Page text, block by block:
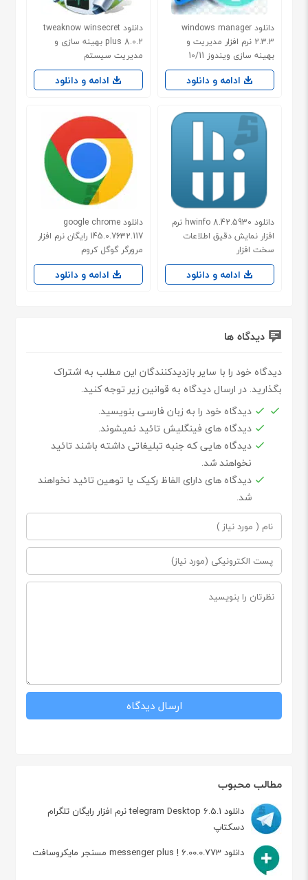
مطالب محبوب
دانلود telegram Desktop 6.5.1 نرم افزار رایگان تلگرام
دسکتاپ
دانلود messenger plus ! 6.00.0.773 مسنجر مایکروسافت
دانلود windows manager
2.3.3 نرم افزار مدیریت و
بهینه سازی ویندوز 10/11
ادامه و دانلود
دانلود tweaknow winsecret
plus 8.0.2 بهینه سازی و
مدیریت سیستم
ادامه و دانلود
دانلود hwinfo 8.42.5930 نرم
افزار نمایش دقیق اطلاعات
سخت افزار
ادامه و دانلود
دانلود google chrome
145.0.7632.117 رایگان نرم افزار
مرورگر گوگل کروم
ادامه و دانلود
دیدگاه ها
دیدگاه خود را با سایر بازدیدکنندگان این مطلب به اشتراک
بگذارید. در ارسال دیدگاه به قوانین زیر توجه کنید.
دیدگاه خود را به زبان فارسی بنویسید.
دیدگاه های فینگلیش تائید نمیشوند.
دیدگاه هایی که جنبه تبلیغاتی داشته باشند تائید
نخواهند شد.
دیدگاه های دارای الفاظ رکیک یا توهین تائید نخواهند
شد.